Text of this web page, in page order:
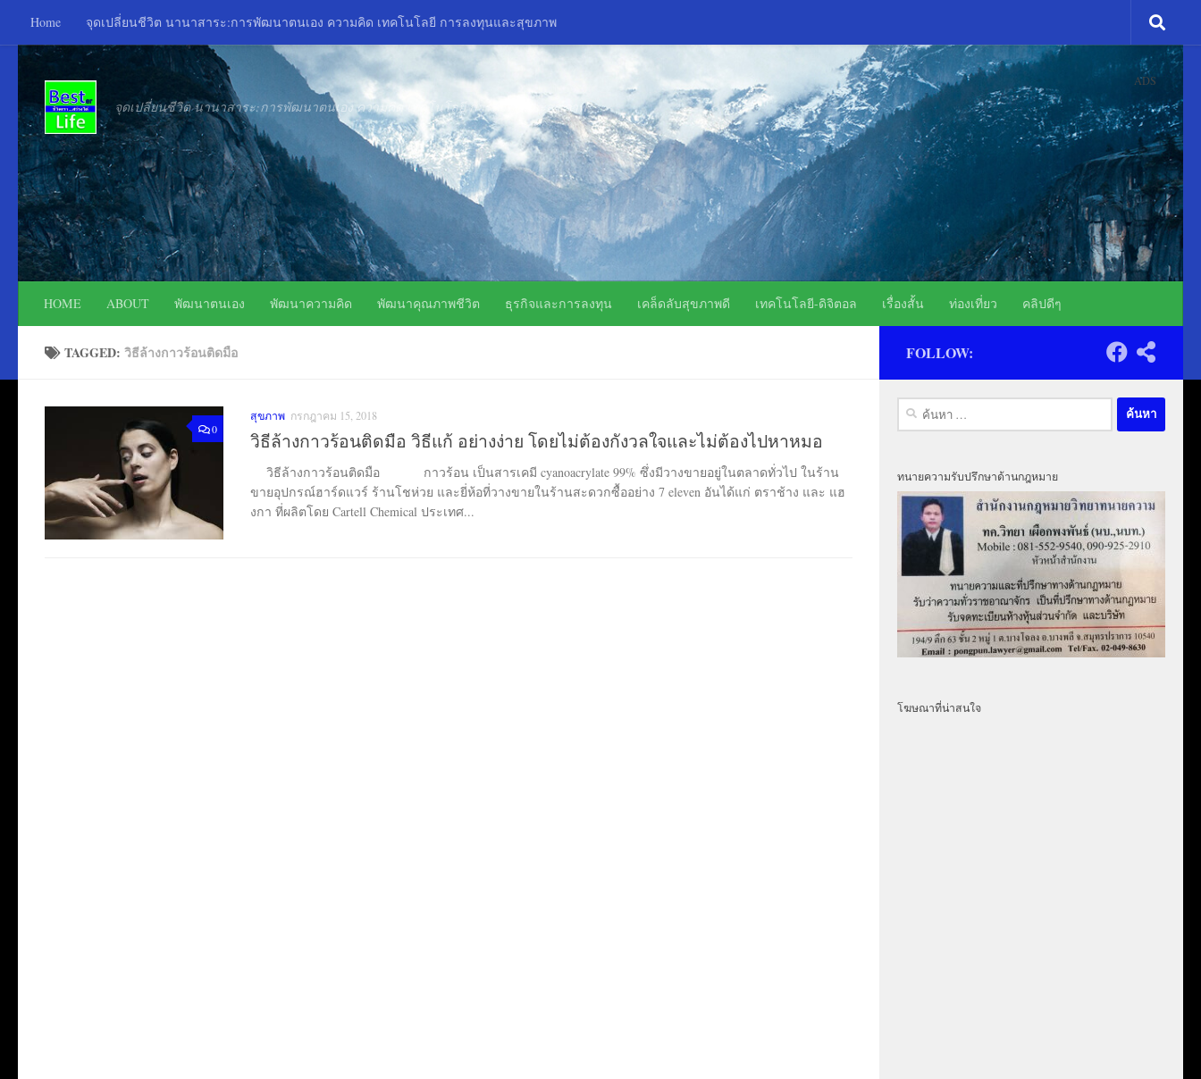
Skip to content
Home จุดเปลี่ยนชีวิต นานาสาระ:การพัฒนาตนเอง ความคิด เทคโนโลยี การลงทุนและสุขภาพ
จุดเปลี่ยนชีวิต นานาสาระ:การพัฒนาตนเอง ความคิด เทคโนโลยี การลงทุนและสุขภาพ
ADS
HOME ABOUT พัฒนาตนเอง พัฒนาความคิด พัฒนาคุณภาพชีวิต ธุรกิจและการลงทุน เคล็ดลับสุขภาพดี เทคโนโลยี-ดิจิตอล เรื่องสั้น ท่องเที่ยว คลิปดีๆ
TAGGED:วิธีล้างกาวร้อนติดมือ
0
สุขภาพ กรกฎาคม 15, 2018
วิธีล้างกาวร้อนติดมือ วิธีแก้ อย่างง่าย โดยไม่ต้องกังวลใจและไม่ต้องไปหาหมอ
วิธีล้างกาวร้อนติดมือ กาวร้อน เป็นสารเคมี cyanoacrylate 99% ซึ่งมีวางขายอยู่ในตลาดทั่วไป ในร้าน
ขายอุปกรณ์ฮาร์ดแวร์ ร้านโชห่วย และยี่ห้อที่วางขายในร้านสะดวกซื้ออย่าง 7 eleven อันได้แก่ ตราช้าง และ แฮ
งกา ที่ผลิตโดย Cartell Chemical ประเทศ...
FOLLOW:
ค้นหา
สำหรับ:
ทนายความรับปรึกษาด้านกฎหมาย
โฆษณาที่น่าสนใจ